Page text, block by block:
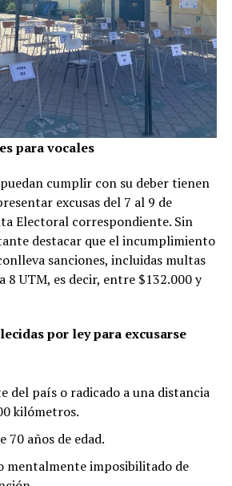
para vocales
cumplir con su deber tienen
excusas del 7 al 9 de
Electoral correspondiente. Sin
destacar que el incumplimiento
sanciones, incluidas multas
8 UTM, es decir, entre $132.000 y
por ley para excusarse
del país o radicado a una distancia
kilómetros.
70 años de edad.
mentalmente imposibilitado de